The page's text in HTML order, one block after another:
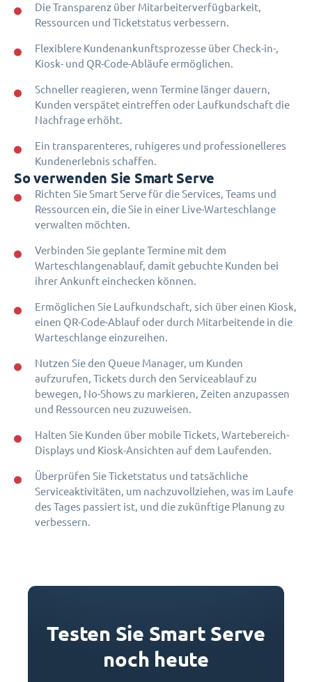
Die Transparenz über Mitarbeiterverfügbarkeit,
Ressourcen und Ticketstatus verbessern.
Flexiblere Kundenankunftsprozesse über Check-in-,
Kiosk- und QR-Code-Abläufe ermöglichen.
Schneller reagieren, wenn Termine länger dauern,
Kunden verspätet eintreffen oder Laufkundschaft die
Nachfrage erhöht.
Ein transparenteres, ruhigeres und professionelleres
Kundenerlebnis schaffen.
So verwenden Sie Smart Serve
Richten Sie Smart Serve für die Services, Teams und
Ressourcen ein, die Sie in einer Live-Warteschlange
verwalten möchten.
Verbinden Sie geplante Termine mit dem
Warteschlangenablauf, damit gebuchte Kunden bei
ihrer Ankunft einchecken können.
Ermöglichen Sie Laufkundschaft, sich über einen Kiosk,
einen QR-Code-Ablauf oder durch Mitarbeitende in die
Warteschlange einzureihen.
Nutzen Sie den Queue Manager, um Kunden
aufzurufen, Tickets durch den Serviceablauf zu
bewegen, No-Shows zu markieren, Zeiten anzupassen
und Ressourcen neu zuzuweisen.
Halten Sie Kunden über mobile Tickets, Wartebereich-
Displays und Kiosk-Ansichten auf dem Laufenden.
Überprüfen Sie Ticketstatus und tatsächliche
Serviceaktivitäten, um nachzuvollziehen, was im Laufe
des Tages passiert ist, und die zukünftige Planung zu
verbessern.
Testen Sie Smart Serve
noch heute